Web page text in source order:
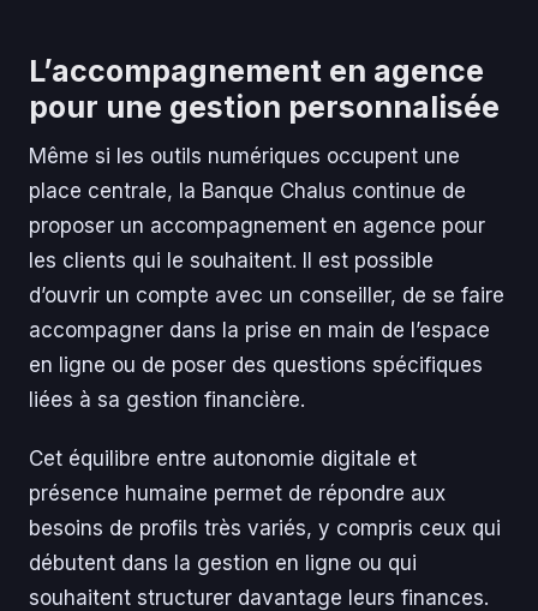
L’accompagnement en agence
pour une gestion personnalisée
Même si les outils numériques occupent une
place centrale, la Banque Chalus continue de
proposer un accompagnement en agence pour
les clients qui le souhaitent. Il est possible
d’ouvrir un compte avec un conseiller, de se faire
accompagner dans la prise en main de l’espace
en ligne ou de poser des questions spécifiques
liées à sa gestion financière.
Cet équilibre entre autonomie digitale et
présence humaine permet de répondre aux
besoins de profils très variés, y compris ceux qui
débutent dans la gestion en ligne ou qui
souhaitent structurer davantage leurs finances.